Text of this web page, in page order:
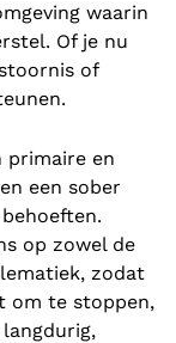
waarin
Of je nu
of
primaire en
een sober
op zowel de
zodat
om te stoppen,